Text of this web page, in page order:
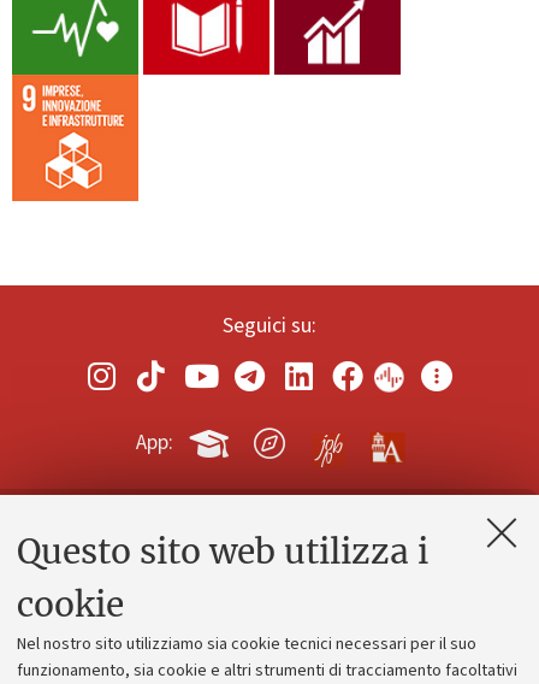
Questo sito web utilizza i
cookie
Nel nostro sito utilizziamo sia cookie tecnici necessari per il suo
funzionamento, sia cookie e altri strumenti di tracciamento facoltativi
Seguici su:
App:
Contatti e PEC
Alumni community